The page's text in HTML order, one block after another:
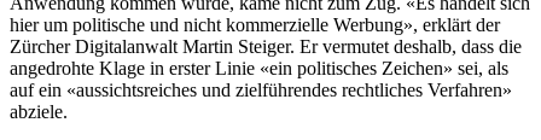
hier um politische und nicht kommerzielle Werbung», erklärt der
Zürcher Digitalanwalt Martin Steiger. Er vermutet deshalb, dass die
angedrohte Klage in erster Linie «ein politisches Zeichen» sei, als
auf ein «aussichtsreiches und zielführendes rechtliches Verfahren»
abziele.